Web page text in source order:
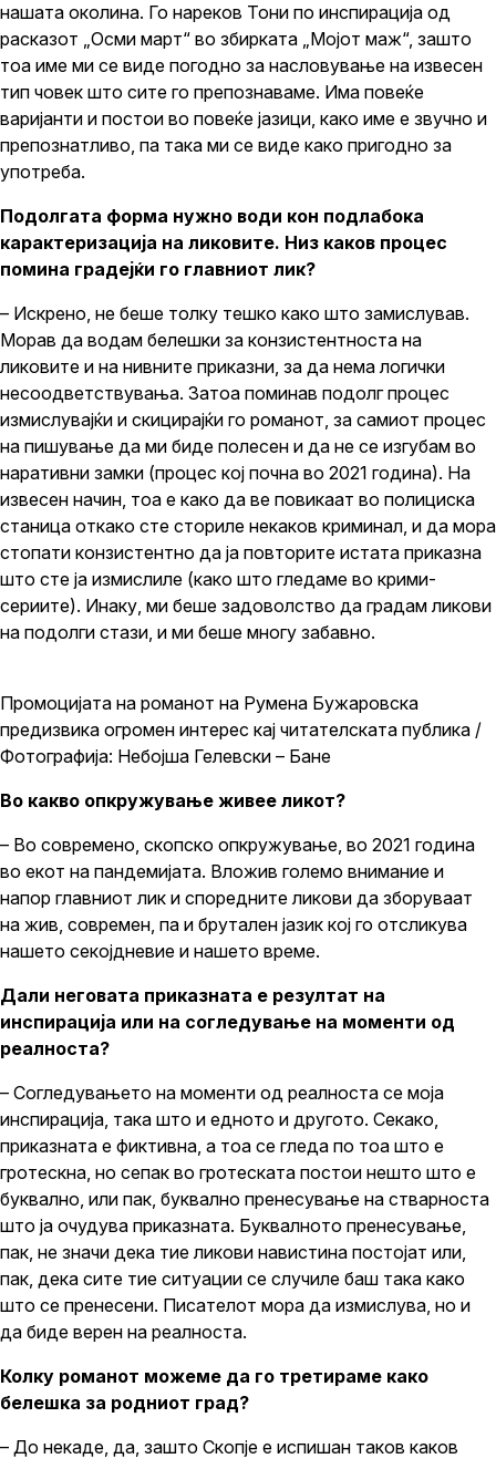
нашата околина. Го нареков Тони по инспирација од
расказот „Осми март“ во збирката „Мојот маж“, зашто
тоа име ми се виде погодно за насловување на извесен
тип човек што сите го препознаваме. Има повеќе
варијанти и постои во повеќе јазици, како име е звучно и
препознатливо, па така ми се виде како пригодно за
употреба.
Подолгата форма нужно води кон подлабока
карактеризација на ликовите. Низ каков процес
помина градејќи го главниот лик?
– Искрено, не беше толку тешко како што замислував.
Морав да водам белешки за конзистентноста на
ликовите и на нивните приказни, за да нема логички
несоодветствувања. Затоа поминав подолг процес
измислувајќи и скицирајќи го романот, за самиот процес
на пишување да ми биде полесен и да не се изгубам во
наративни замки (процес кој почна во 2021 година). На
извесен начин, тоа е како да ве повикаат во полициска
станица откако сте сториле некаков криминал, и да мора
стопати конзистентно да ја повторите истата приказна
што сте ја измислиле (како што гледаме во крими-
сериите). Инаку, ми беше задоволство да градам ликови
на подолги стази, и ми беше многу забавно.
Промоцијата на романот на Румена Бужаровска
предизвика огромен интерес кај читателската публика /
Фотографија: Небојша Гелевски – Бане
Во какво опкружување живее ликот?
– Во современо, скопско опкружување, во 2021 година
во екот на пандемијата. Вложив големо внимание и
напор главниот лик и споредните ликови да зборуваат
на жив, современ, па и брутален јазик кој го отсликува
нашето секојдневие и нашето време.
Дали неговата приказната е резултат на
инспирација или на согледување на моменти од
реалноста?
– Согледувањето на моменти од реалноста се моја
инспирација, така што и едното и другото. Секако,
приказната е фиктивна, а тоа се гледа по тоа што е
гротескна, но сепак во гротеската постои нешто што е
буквално, или пак, буквално пренесување на стварноста
што ја очудува приказната. Буквалното пренесување,
пак, не значи дека тие ликови навистина постојат или,
пак, дека сите тие ситуации се случиле баш така како
што се пренесени. Писателот мора да измислува, но и
да биде верен на реалноста.
Колку романот можеме да го третираме како
белешка за родниот град?
– До некаде, да, зашто Скопје е испишан таков каков